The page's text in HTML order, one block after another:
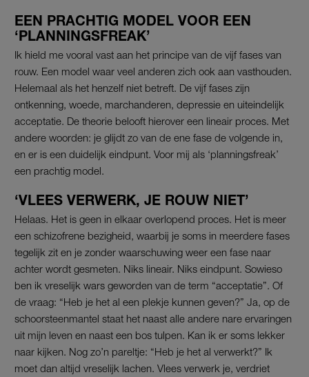
EEN PRACHTIG MODEL VOOR EEN
‘PLANNINGSFREAK’
Ik hield me vooral vast aan het principe van de vijf fases van
rouw. Een model waar veel anderen zich ook aan vasthouden.
Helemaal als het henzelf niet betreft. De vijf fases zijn
ontkenning, woede, marchanderen, depressie en uiteindelijk
acceptatie. De theorie belooft hierover een lineair proces. Met
andere woorden: je glijdt zo van de ene fase de volgende in,
en er is een duidelijk eindpunt. Voor mij als ‘planningsfreak’
een prachtig model.
‘VLEES VERWERK, JE ROUW NIET’
Helaas. Het is geen in elkaar overlopend proces. Het is meer
een schizofrene bezigheid, waarbij je soms in meerdere fases
tegelijk zit en je zonder waarschuwing weer een fase naar
achter wordt gesmeten. Niks lineair. Niks eindpunt. Sowieso
ben ik vreselijk wars geworden van de term “acceptatie”. Of
de vraag: “Heb je het al een plekje kunnen geven?” Ja, op de
schoorsteenmantel staat het naast alle andere nare ervaringen
uit mijn leven en naast een bos tulpen. Kan ik er soms lekker
naar kijken. Nog zo’n pareltje: “Heb je het al verwerkt?” Ik
moet dan altijd vreselijk lachen. Vlees verwerk je, verdriet